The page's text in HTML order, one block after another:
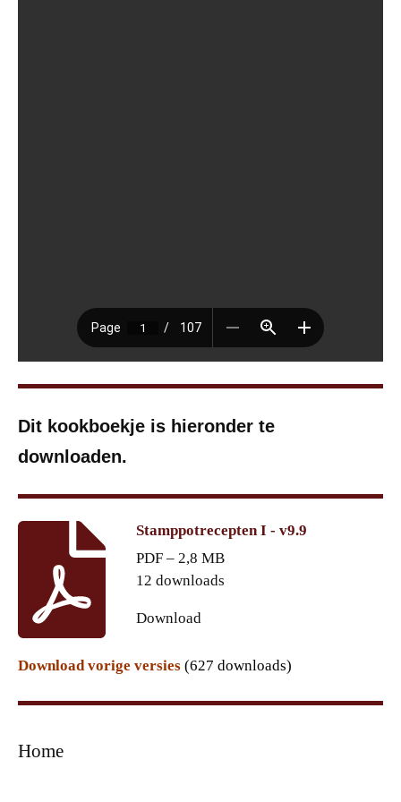
Dit kookboekje is hieronder te
downloaden.
Stamppotrecepten I - v9.9
PDF – 2,8 MB
12 downloads
Download
Download vorige versies (627 downloads)
Home